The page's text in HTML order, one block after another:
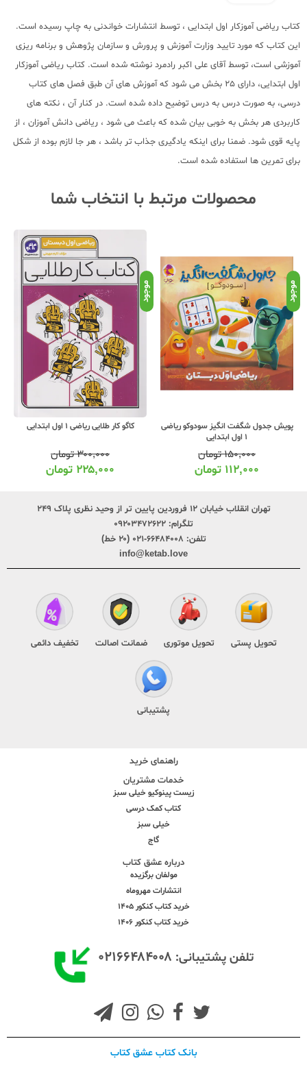
کتاب ریاضی آموزکار اول ابتدایی ، توسط انتشارات خواندنی به چاپ رسیده است.
این کتاب که مورد تایید وزارت آموزش و پرورش و سازمان پژوهش و برنامه ریزی
آموزشی است، توسط آقای علی اکبر رادمرد نوشته شده است. کتاب ریاضی آموزکار
اول ابتدایی، دارای 25 بخش می شود که آموزش های آن طبق فصل های کتاب
درسی، به صورت درس به درس توضیح داده شده است. در کنار آن ، نکته های
کاربردی هر بخش به خوبی بیان شده که باعث می شود ، ریاضی دانش آموزان ، از
پایه قوی شود. ضمنا برای اینکه یادگیری جذاب تر باشد ، هر جا لازم بوده از شکل
برای تمرین ها استفاده شده است.
محصولات مرتبط با انتخاب شما
موجود
پویش جدول شگفت انگیز سودوکو ریاضی
1 اول ابتدایی
۱۵۰,۰۰۰تومان
۱۱۲,۰۰۰ تومان
موجود
کاگو کار طلایی ریاضی 1 اول ابتدایی
۳۰۰,۰۰۰تومان
۲۲۵,۰۰۰ تومان
تهران انقلاب خیابان ۱۲ فروردین پایین تر از وحید نظری پلاک ۲۴۹
تلگرام: ۰۹۲۰۳۴۷۲۶۲۲
تلفن: ۶۶۴۸۴۰۰۸-۰۲۱ (۲۰ خط)
info@ketab.love
تحویل پستی تحویل موتوری ضمانت اصالت تخفیف دائمی
پشتیبانی
راهنمای خرید
خدمات مشتریان
زیست پینوکیو خیلی سبز
کتاب کمک درسی
خیلی سبز
گاج
درباره عشق کتاب
مولفان برگزیده
انتشارات مهروماه
خرید کتاب کنکور 1405
خرید کتاب کنکور 1406
تلفن پشتیبانی: ۰۲۱۶۶۴۸۴۰۰۸
بانک کتاب عشق کتاب